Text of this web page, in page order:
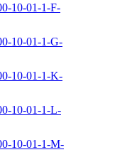
10-01-1-F-
10-01-1-G-
10-01-1-K-
10-01-1-L-
10-01-1-M-